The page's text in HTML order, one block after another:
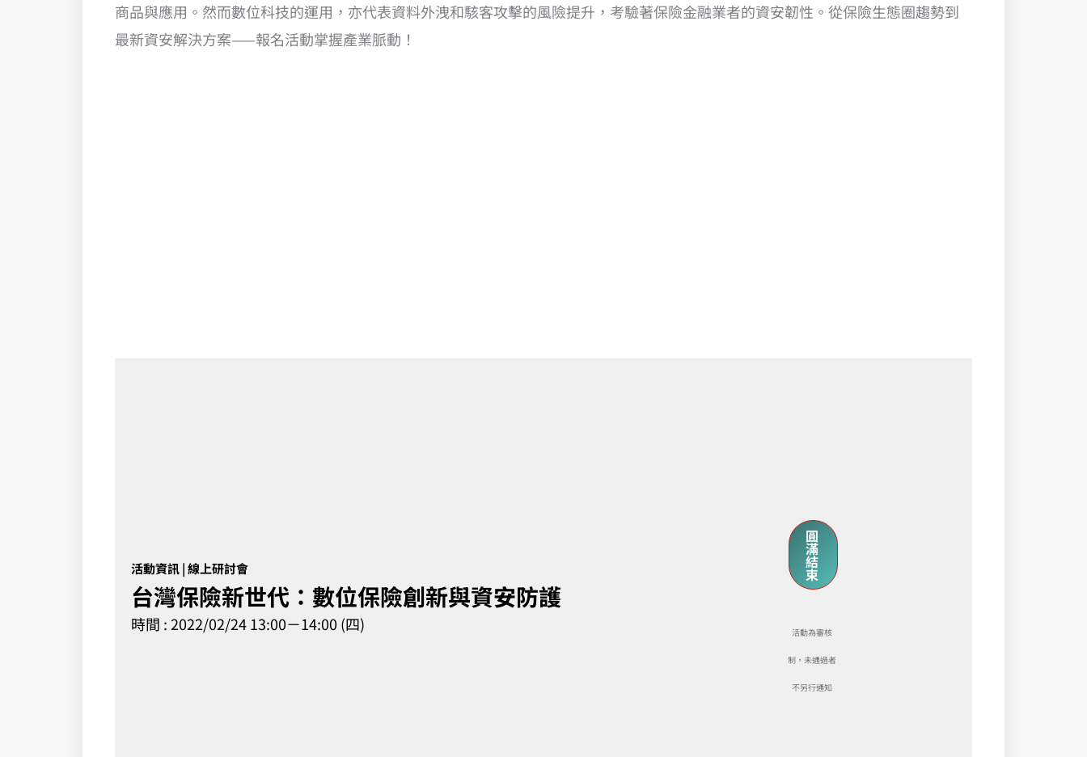
商品與應用。然而數位科技的運用，亦代表資料外洩和駭客攻擊的風險提升，考驗著保險金融業者的資安韌性。從保險生態圈趨勢到
最新資安解決方案——報名活動掌握產業脈動！
活動資訊 | 線上研討會
台灣保險新世代：數位保險創新與資安防護
時間 : 2022/02/24 13:00－14:00 (四)
圓
滿
結
束
活動為審核
制，未通過者
不另行通知